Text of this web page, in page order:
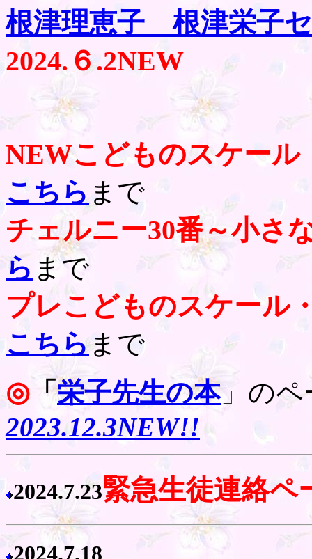
根津理恵子 根津栄子
2024. ６.2NEW
NEWこどものスケール
こちら まで
チェルニー30番～小
ら まで
プレこどものスケール
こちらまで
◎ 「栄子先生の本」のペ
2023.12.3NEW!!
2024.7.23緊急生徒連絡ペ
2024.7.18